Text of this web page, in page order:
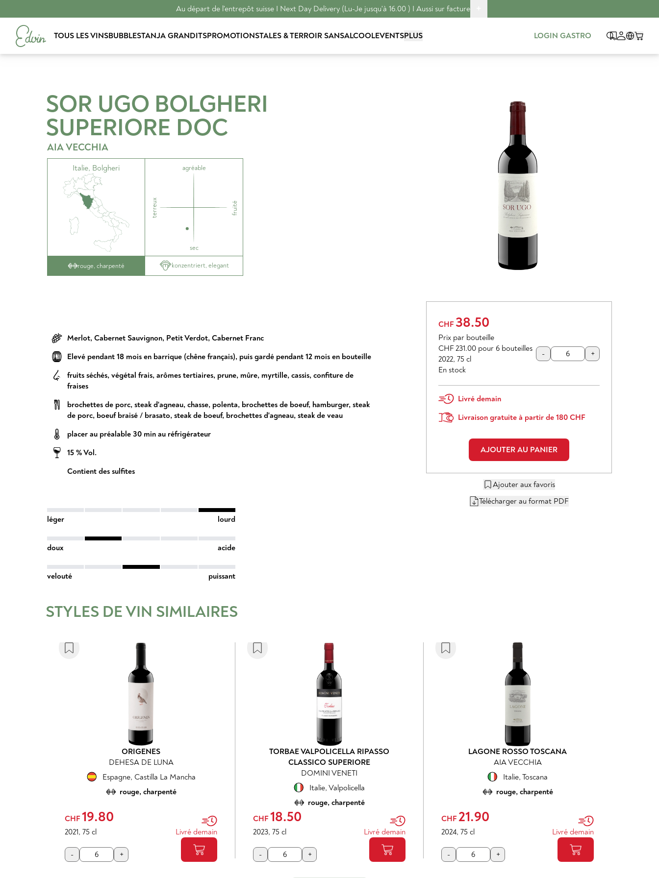
Au départ de l'entrepôt suisse I Next Day Delivery (Lu-Je jusqu'à 16.00 ) I Aussi sur facture
TOUS LES VINSBUBBLESTANJA GRANDITSPROMOTIONSTALES & TERROIR SANSALCOOLEVENTSPLUS LOGIN GASTRO
SOR UGO BOLGHERI
SUPERIORE DOC
AIA VECCHIA
Italie, Bolgheri agréable
terreux fruité
sec
rouge, charpenté konzentriert, elegant
CHF 38.50
Prix par bouteille
CHF 231.00 pour 6 bouteilles
2022,75 cl
En stock
- +
Livré demain
Livraison gratuite à partir de 180 CHF
AJOUTER AU PANIER
Ajouter aux favoris
Télécharger au format PDF
Merlot, Cabernet Sauvignon, Petit Verdot, Cabernet Franc
Elevé pendant 18 mois en barrique (chêne français), puis gardé pendant 12 mois en bouteille
fruits séchés, végétal frais, arômes tertiaires, prune, mûre, myrtille, cassis, confiture de
fraises
brochettes de porc, steak d'agneau, chasse, polenta, brochettes de boeuf, hamburger, steak
de porc, boeuf braisé / brasato, steak de boeuf, brochettes d'agneau, steak de veau
placer au préalable 30 min au réfrigérateur
15 % Vol.
Contient des sulfites
léger lourd
doux acide
velouté puissant
STYLES DE VIN SIMILAIRES
ORIGENES
DEHESA DE LUNA
Espagne, Castilla La Mancha
rouge, charpenté
CHF 19.80
2021, 75 cl Livré demain
- +
TORBAE VALPOLICELLA RIPASSO
CLASSICO SUPERIORE
DOMINI VENETI
Italie, Valpolicella
rouge, charpenté
CHF 18.50
2023, 75 cl Livré demain
- +
LAGONE ROSSO TOSCANA
AIA VECCHIA
Italie,Toscana
rouge, charpenté
CHF 21.90
2024, 75 cl Livré demain
- +